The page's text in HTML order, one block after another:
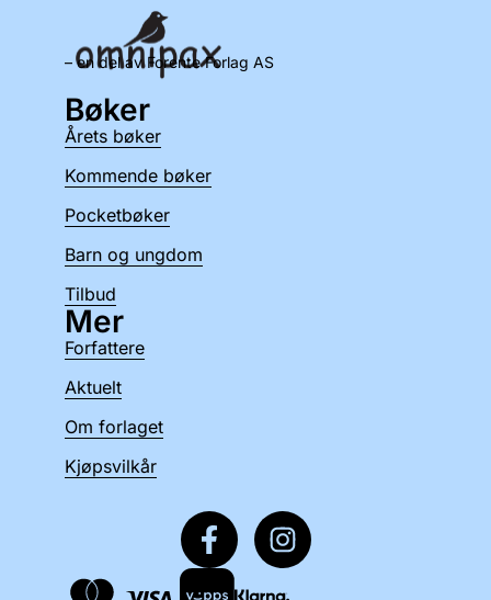
– en del av Forente Forlag AS
Bøker
Årets bøker
Kommende bøker
Pocketbøker
Barn og ungdom
Tilbud
Mer
Forfattere
Aktuelt
Om forlaget
Kjøpsvilkår